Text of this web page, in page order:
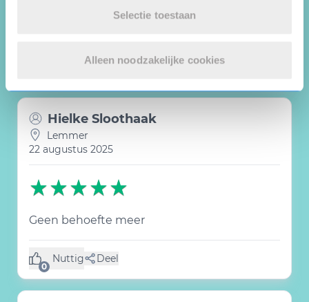
Selectie toestaan
Alleen noodzakelijke cookies
Deel
Hielke Sloothaak
Lemmer
22 augustus 2025
Geen behoefte meer
0
Nuttig
(0 like) Deel